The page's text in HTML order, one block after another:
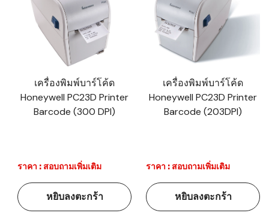
เครื่องพิมพ์บาร์โค้ด
Honeywell PC23D Printer
Barcode (300 DPI)
ราคา : สอบถามเพิ่มเติม
หยิบลงตะกร้า
เครื่องพิมพ์บาร์โค้ด
Honeywell PC23D Printer
Barcode (203DPI)
ราคา : สอบถามเพิ่มเติม
หยิบลงตะกร้า